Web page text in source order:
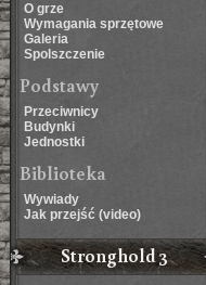
O grze
Wymagania sprzętowe
Galeria
Spolszczenie
Podstawy
Przeciwnicy
Budynki
Jednostki
Biblioteka
Wywiady
Jak przejść (video)
Stronghold 3